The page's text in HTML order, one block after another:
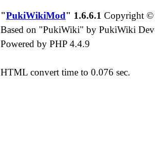
"PukiWikiMod" 1.6.6.1 Copyright ©
Based on "PukiWiki" by PukiWiki
Powered by PHP 4.4.9
HTML convert time to 0.076 sec.